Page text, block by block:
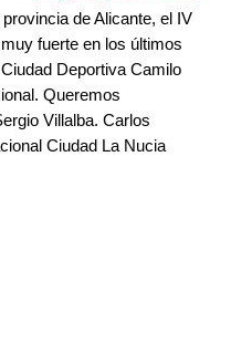
de Alicante, el IV
fuerte en los últimos
Deportiva Camilo
Queremos
Villalba. Carlos
Ciudad La Nucia